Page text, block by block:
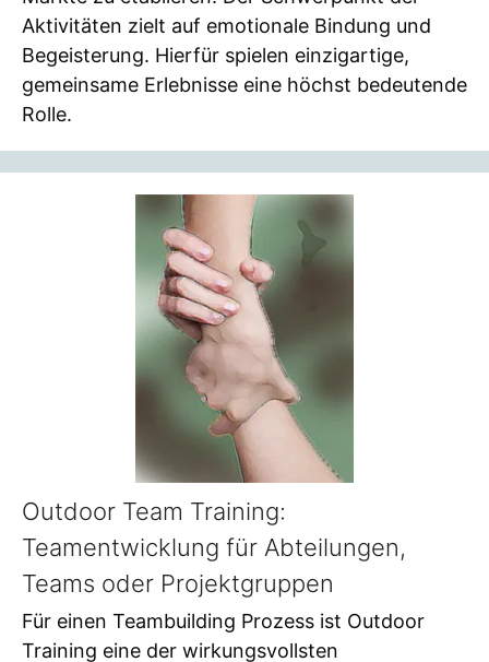
Aktivitäten zielt auf emotionale Bindung und
Begeisterung. Hierfür spielen einzigartige,
gemeinsame Erlebnisse eine höchst bedeutende
Rolle.
Outdoor Team Training:
Teamentwicklung für Abteilungen,
Teams oder Projektgruppen
Für einen Teambuilding Prozess ist Outdoor
Training eine der wirkungsvollsten